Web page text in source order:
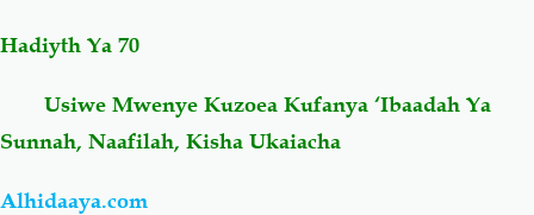
Fiqh-Ibaadah
Fataawa Za Ulamaa Kauli Za Salaf
Hadiyth Ya 70
Usiwe Mwenye Kuzoea Kufanya ‘Ibaadah Ya
Sunnah, Naafilah, Kisha Ukaiacha
Alhidaaya.com